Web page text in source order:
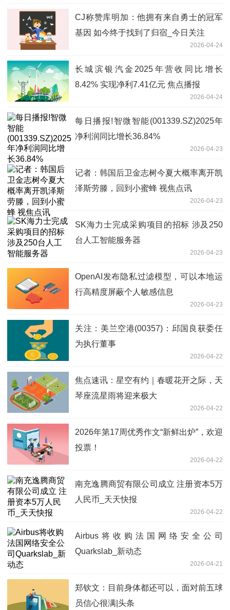
CJ称赞库明加：他拥有来自勇士的冠军
基因 如今终于找到了归宿_今日关注
2026-04-24
长城滨银汽金2025年营收同比增长
8.42% 实现净利7.41亿元 焦点播报
2026-04-24
每日播报!智微智能(001339.SZ)2025年
净利润同比增长36.84%
2026-04-23
记者：韩国后卫金志树今夏大概率离开凯
泽斯劳滕，回到小蜜蜂 视焦点讯
2026-04-23
SK海力士完成采购项目的招标 涉及250
台人工智能服务器
2026-04-23
OpenAI发布隐私过滤模型，可以本地运
行高精度屏蔽个人敏感信息
2026-04-23
关注：美兰空港(00357)：邱国良获委任
为执行董事
2026-04-22
焦点速讯：星空有约｜春暖花开之际，天
琴座流星雨将迎来极大
2026-04-22
2026年第17周优秀作文“新鲜出炉”，欢迎
投票！
2026-04-22
南充逸腾商贸有限公司成立 注册资本5万
人民币_天天快报
2026-04-22
Airbus将收购法国网络安全公司
Quarkslab_新动态
2026-04-21
郑钦文：目前身体都还可以，面对前五球
员信心很满|头条